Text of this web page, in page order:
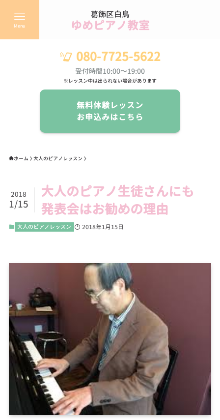
葛飾区白鳥
ゆめピアノ教室
Menu
080-7725-5622
受付時間10:00～19:00
※レッスン中は出られない場合があります
無料体験レッスン
お申込みはこちら
ホーム 大人のピアノレッスン
大人のピアノ生徒さんにも
発表会はお勧めの理由
2018
1/15
大人のピアノレッスン 2018年1月15日